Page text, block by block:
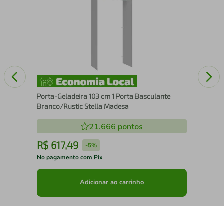
Porta-Geladeira 103 cm 1 Porta Basculante
Branco/Rustic Stella Madesa
21.666 pontos
R$ 617,49 -5%
No pagamento com Pix
Adicionar ao carrinho